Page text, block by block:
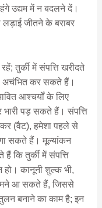
उद्यम में न बदलने दें।
जीतने के बराबर
तुर्की में संपत्ति खरीदते
अचंभित कर सकते हैं।
आश्चर्यों के लिए
पड़ सकते हैं। संपत्ति
(वैट), हमेशा पहले से
सकते हैं। मूल्यांकन
कि तुर्की में संपत्ति
हो। कानूनी शुल्क भी,
आ सकते हैं, जिससे
बनाने का काम है; इन